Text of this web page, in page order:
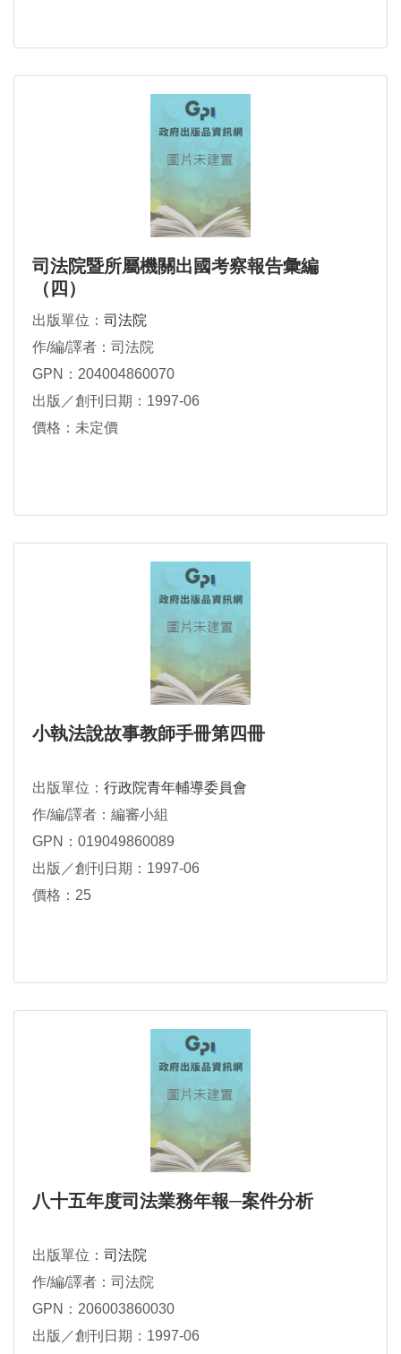
司法院暨所屬機關出國考察報告彙編
（四）
出版單位： 司法院
作/編/譯者：司法院
GPN：204004860070
出版／創刊日期：1997-06
價格：未定價
小執法說故事教師手冊第四冊
出版單位： 行政院青年輔導委員會
作/編/譯者：編審小組
GPN：019049860089
出版／創刊日期：1997-06
價格：25
八十五年度司法業務年報─案件分析
出版單位： 司法院
作/編/譯者：司法院
GPN：206003860030
出版／創刊日期：1997-06